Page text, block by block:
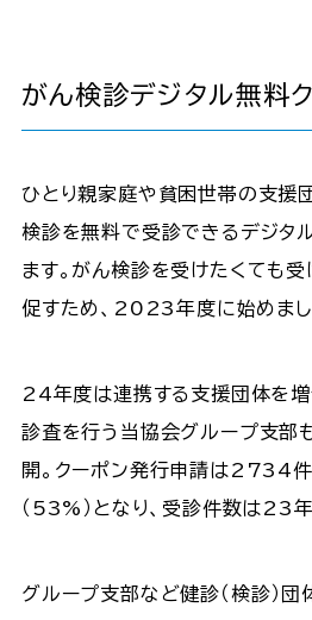
がん検診デジタル無料
ひとり親家庭や貧困世帯の支援
検診を無料で受診できるデジタ
ます。がん検診を受けたくても
促すため、2023年度に始めまし
24年度は連携する支援団体を増
診査を行う当協会グループ支部
開。クーポン発行申請は2734
（53%）となり、受診件数は23
グループ支部など健診（検診）